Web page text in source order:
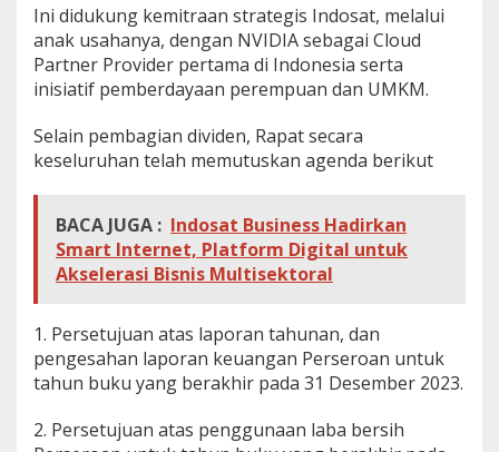
Ini didukung kemitraan strategis Indosat, melalui
anak usahanya, dengan NVIDIA sebagai Cloud
Partner Provider pertama di Indonesia serta
inisiatif pemberdayaan perempuan dan UMKM.
Selain pembagian dividen, Rapat secara
keseluruhan telah memutuskan agenda berikut
BACA JUGA : Indosat Business Hadirkan
Smart Internet, Platform Digital untuk
Akselerasi Bisnis Multisektoral
1. Persetujuan atas laporan tahunan, dan
pengesahan laporan keuangan Perseroan untuk
tahun buku yang berakhir pada 31 Desember 2023.
2. Persetujuan atas penggunaan laba bersih